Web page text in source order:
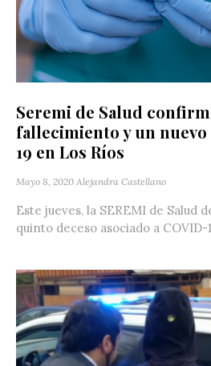
Seremi de Salud
fallecimiento y un nuevo
19 en Los Ríos
Mayo 8, 2020 Alejandra Castellano
Este jueves, la SEREMI de Salud
quinto deceso asociado a